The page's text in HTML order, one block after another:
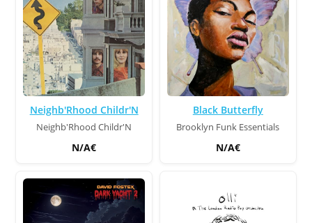
Neighb'Rhood Childr'N
Neighb'Rhood Childr'N
N/A€
Black Butterfly
Brooklyn Funk Essentials
N/A€